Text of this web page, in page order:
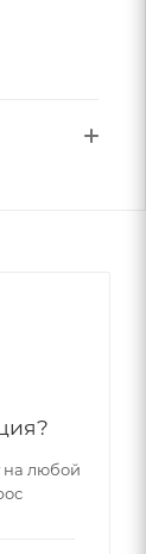
на любой